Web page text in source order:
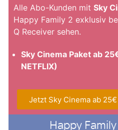
Alle Abo-Kunden mit Sky
Happy Family 2 exklusiv
Q Receiver sehen.
Sky Cinema Paket ab
NETFLIX)
Jetzt Sky Cinema ab
Happy